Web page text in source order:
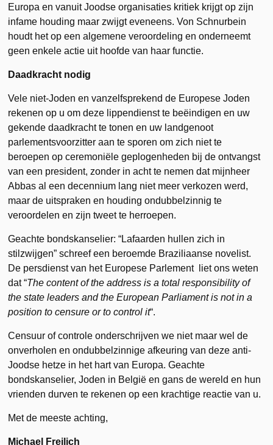
Europa en vanuit Joodse organisaties kritiek krijgt op zijn
infame houding maar zwijgt eveneens. Von Schnurbein
houdt het op een algemene veroordeling en onderneemt
geen enkele actie uit hoofde van haar functie.
Daadkracht nodig
Vele niet-Joden en vanzelfsprekend de Europese Joden
rekenen op u om deze lippendienst te beëindigen en uw
gekende daadkracht te tonen en uw landgenoot
parlementsvoorzitter aan te sporen om zich niet te
beroepen op ceremoniële geplogenheden bij de ontvangst
van een president, zonder in acht te nemen dat mijnheer
Abbas al een decennium lang niet meer verkozen werd,
maar de uitspraken en houding ondubbelzinnig te
veroordelen en zijn tweet te herroepen.
Geachte bondskanselier: “Lafaarden hullen zich in
stilzwijgen” schreef een beroemde Braziliaanse novelist.
De persdienst van het Europese Parlement liet ons weten
dat “The content of the address is a total responsibility of
the state leaders and the European Parliament is not in a
position to censure or to control it“.
Censuur of controle onderschrijven we niet maar wel de
onverholen en ondubbelzinnige afkeuring van deze anti-
Joodse hetze in het hart van Europa. Geachte
bondskanselier, Joden in België en gans de wereld en hun
vrienden durven te rekenen op een krachtige reactie van u.
Met de meeste achting,
Michael Freilich